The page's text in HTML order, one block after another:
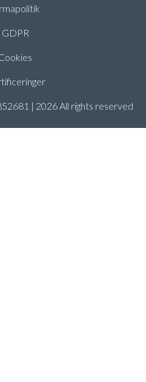
GDPR
| 2026 All rights reserved